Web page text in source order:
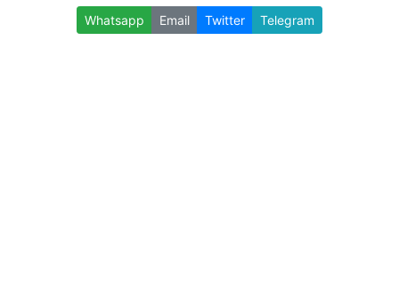
Whatsapp Email Twitter Telegram